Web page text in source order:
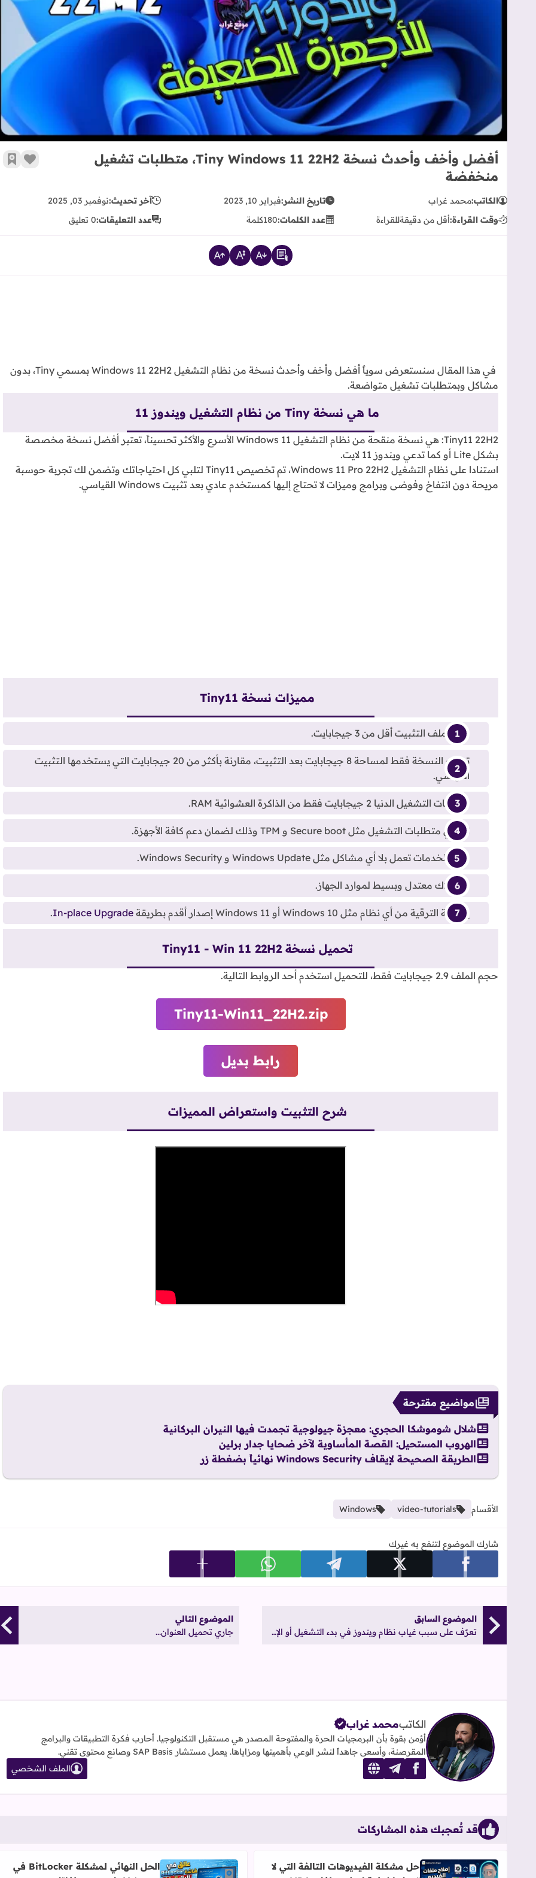
أفضل وأخف وأحدث نسخة Tiny Windows 11 22H2، متطلبات تشغيل منخفضة
أفضل وأخف وأحدث نسخة Tiny Windows 11 22H2، متطلبات تشغيل
منخفضة
زر
الكاتب:محمد غراب تاريخ النشر:فبراير 10, 2023 آخر تحديث:نوفمبر 03, 2025
وقت القراءة:أقل من دقيقةللقراءة عدد الكلمات:180كلمة عدد التعليقات:0 تعليق
في هذا المقال سنستعرض سوياً أفضل وأخف وأحدث نسخة من نظام التشغيل Windows 11 22H2 بمسمي Tiny، بدون
مشاكل وبمتطلبات تشغيل متواضعة.
ما هي نسخة Tiny من نظام التشغيل ويندوز 11
Tiny11 22H2: هي نسخة منقحة من نظام التشغيل Windows 11 الأسرع والأكثر تحسيناً، تعتبر أفضل نسخة مخصصة
بشكل Lite أو كما تدعي ويندوز 11 لايت.
استنادا على نظام التشغيل Windows 11 Pro 22H2، تم تخصيص Tiny11 لتلبي كل احتياجاتك وتضمن لك تجربة حوسبة
مريحة دون انتفاخ وفوضى وبرامج وميزات لا تحتاج إليها كمستخدم عادي بعد تثبيت Windows القياسي.
مميزات نسخة Tiny11
حجم ملف التثبيت أقل من 3 جيجابايت.
تحتاج النسخة فقط لمساحة 8 جيجابايت بعد التثبيت، مقارنة بأكثر من 20 جيجابايت التي يستخدمها التثبيت
القياسي.
متطلبات التشغيل الدنيا 2 جيجابايت فقط من الذاكرة العشوائية RAM.
تخطي متطلبات التشغيل مثل Secure boot و TPM وذلك لضمان دعم كافة الأجهزة.
كافة الخدمات تعمل بلا أي مشاكل مثل Windows Update و Windows Security.
استهلاك معتدل وبسيط لموارد الجهاز.
إمكانية الترقية من أي نظام مثل Windows 10 أو Windows 11 إصدار أقدم بطريقة In-place Upgrade
.
تحميل نسخة Tiny11 - Win 11 22H2
حجم الملف 2.9 جيجابايت فقط، للتحميل استخدم أحد الروابط التالية.
Tiny11-Win11_22H2.zip
رابط بديل
شرح التثبيت واستعراض المميزات
مواضيع مقترحة
شلال شوموشكا الحجري: معجزة جيولوجية تجمدت فيها النيران البركانية
الهروب المستحيل: القصة المأساوية لآخر ضحايا جدار برلين
الطريقة الصحيحة لإيقاف Windows Security نهائياً بضغطة زر
الأقسام video-tutorials
Windows
شارك الموضوع لتنفع به غيرك
شارك على facebook شارك على x شارك على telegram شارك على whatsapp عرض المزيد من خيارات المشاركة
الموضوع السابق
تعرّف على سبب غياب نظام ويندوز في بدء التشغيل أو الإغلاق
الموضوع التالي
جاري تحميل العنوان...
الكاتبمحمد غراب
أؤمن بقوة بأن البرمجيات الحرة والمفتوحة المصدر هي مستقبل التكنولوجيا. أحارب فكرة التطبيقات والبرامج
المقرصنة، وأسعى جاهداً لنشر الوعي بأهميتها ومزاياها. يعمل مستشار SAP Basis وصانع محتوى تقني.
facebook
telegram
website
الملف الشخصي
قد تُعجبك هذه المشاركات
حل مشكلة الفيديوهات التالفة التي لا
الحل النهائي لمشكلة BitLocker في